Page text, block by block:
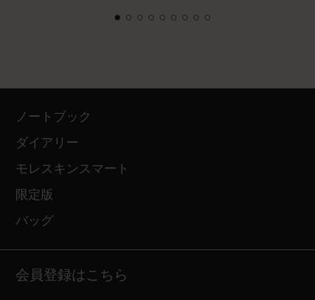
ノートブック
ダイアリー
モレスキンスマート
限定版
バッグ
会員登録はこちら